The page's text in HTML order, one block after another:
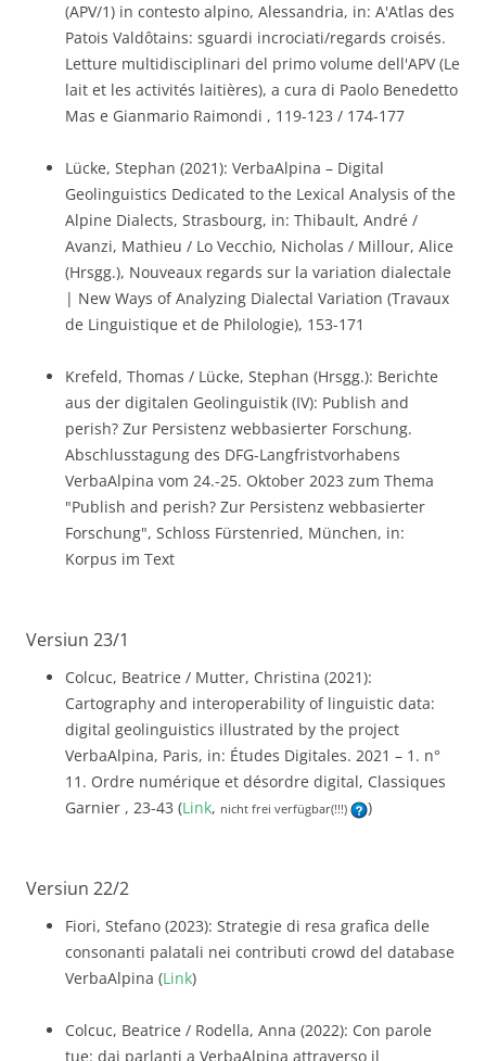
(APV/1) in contesto alpino, Alessandria, in: A'Atlas des
Patois Valdôtains: sguardi incrociati/regards croisés.
Letture multidisciplinari del primo volume dell'APV (Le
lait et les activités laitières), a cura di Paolo Benedetto
Mas e Gianmario Raimondi , 119-123 / 174-177
Lücke, Stephan (2021): VerbaAlpina – Digital
Geolinguistics Dedicated to the Lexical Analysis of the
Alpine Dialects, Strasbourg, in: Thibault, André /
Avanzi, Mathieu / Lo Vecchio, Nicholas / Millour, Alice
(Hrsgg.), Nouveaux regards sur la variation dialectale
| New Ways of Analyzing Dialectal Variation (Travaux
de Linguistique et de Philologie), 153-171
Krefeld, Thomas / Lücke, Stephan (Hrsgg.): Berichte
aus der digitalen Geolinguistik (IV): Publish and
perish? Zur Persistenz webbasierter Forschung.
Abschlusstagung des DFG-Langfristvorhabens
VerbaAlpina vom 24.-25. Oktober 2023 zum Thema
"Publish and perish? Zur Persistenz webbasierter
Forschung", Schloss Fürstenried, München, in:
Korpus im Text
Versiun 23/1
Colcuc, Beatrice / Mutter, Christina (2021):
Cartography and interoperability of linguistic data:
digital geolinguistics illustrated by the project
VerbaAlpina, Paris, in: Études Digitales. 2021 – 1. n°
11. Ordre numérique et désordre digital, Classiques
Garnier , 23-43 (Link, nicht frei verfügbar(!!!) )
Versiun 22/2
Fiori, Stefano (2023): Strategie di resa grafica delle
consonanti palatali nei contributi crowd del database
VerbaAlpina (Link)
Colcuc, Beatrice / Rodella, Anna (2022): Con parole
tue: dai parlanti a VerbaAlpina attraverso il